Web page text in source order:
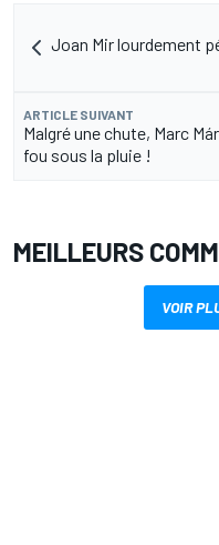
Joan Mir lourdement
ARTICLE SUIVANT
Malgré une chute, Marc
fou sous la pluie !
MEILLEURS
VOIR